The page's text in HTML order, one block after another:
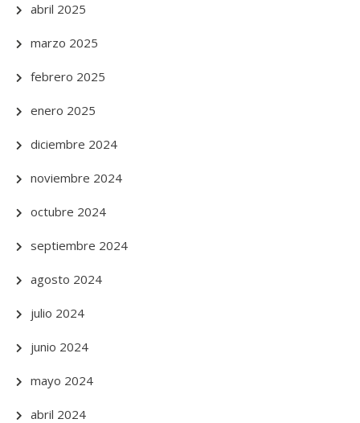
abril 2025
marzo 2025
febrero 2025
enero 2025
diciembre 2024
noviembre 2024
octubre 2024
septiembre 2024
agosto 2024
julio 2024
junio 2024
mayo 2024
abril 2024